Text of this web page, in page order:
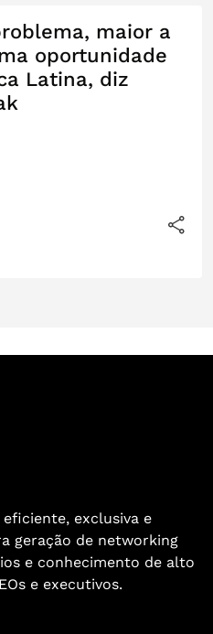
maior a
oportunidade
Latina, diz
exclusiva e
geração de networking
e conhecimento de alto
e executivos.